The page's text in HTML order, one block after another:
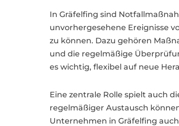
In Gräfelfing sind
unvorhergesehene Ereignisse
zu können. Dazu gehören
und die regelmäßige
es wichtig, flexibel auf neue
Eine zentrale Rolle spielt auch
regelmäßiger Austausch
Unternehmen in Gräfelfing